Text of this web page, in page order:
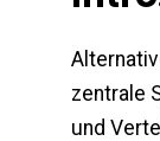
zentrale
und